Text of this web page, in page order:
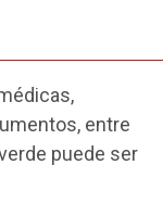
entre
puede ser